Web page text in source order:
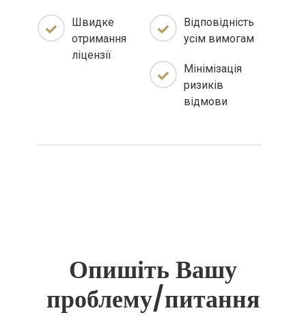
Швидке
отримання
ліцензії
Відповідність
усім вимогам
Мінімізація
ризиків
відмови
Опишіть Вашу
проблему/питання